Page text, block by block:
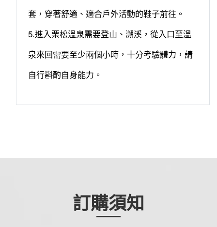
套，穿著舒適、適合戶外活動的鞋子前往。
5.進入栗松溫泉需要登山、溯溪，從入口至溫
泉來回需要至少兩個小時，十分考驗體力，請
自行斟酌自身能力。
訂購須知